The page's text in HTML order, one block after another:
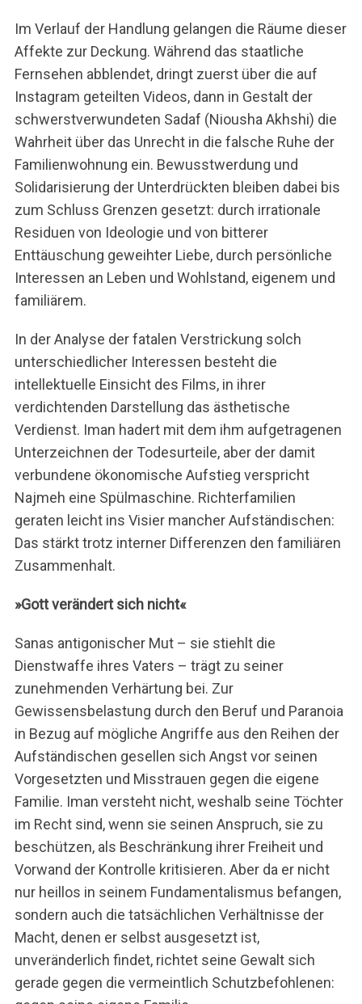
Im Verlauf der Handlung gelangen die Räume dieser
Affekte zur Deckung. Während das staatliche
Fernsehen abblendet, dringt zuerst über die auf
Instagram geteilten Videos, dann in Gestalt der
schwerstverwundeten Sadaf (Niousha Akhshi) die
Wahrheit über das Unrecht in die falsche Ruhe der
Familienwohnung ein. Bewusstwerdung und
Solidarisierung der Unterdrückten bleiben dabei bis
zum Schluss Grenzen gesetzt: durch irrationale
Residuen von Ideologie und von bitterer
Enttäuschung geweihter Liebe, durch persönliche
Interessen an Leben und Wohlstand, eigenem und
familiärem.
In der Analyse der fatalen Verstrickung solch
unterschiedlicher Interessen besteht die
intellektuelle Einsicht des Films, in ihrer
verdichtenden Darstellung das ästhetische
Verdienst. Iman hadert mit dem ihm aufgetragenen
Unterzeichnen der Todesurteile, aber der damit
verbundene ökonomische Aufstieg verspricht
Najmeh eine Spülmaschine. Richterfamilien
geraten leicht ins Visier mancher Aufständischen:
Das stärkt trotz interner Differenzen den familiären
Zusammenhalt.
»Gott verändert sich nicht«
Sanas antigonischer Mut – sie stiehlt die
Dienstwaffe ihres Vaters – trägt zu seiner
zunehmenden Verhärtung bei. Zur
Gewissensbelastung durch den Beruf und Paranoia
in Bezug auf mögliche Angriffe aus den Reihen der
Aufständischen gesellen sich Angst vor seinen
Vorgesetzten und Misstrauen gegen die eigene
Familie. Iman versteht nicht, weshalb seine Töchter
im Recht sind, wenn sie seinen Anspruch, sie zu
beschützen, als Beschränkung ihrer Freiheit und
Vorwand der Kontrolle kritisieren. Aber da er nicht
nur heillos in seinem Fundamentalismus befangen,
sondern auch die tatsächlichen Verhältnisse der
Macht, denen er selbst ausgesetzt ist,
unveränderlich findet, richtet seine Gewalt sich
gerade gegen die vermeintlich Schutzbefohlenen:
u
c
h
e
n
a
c
: